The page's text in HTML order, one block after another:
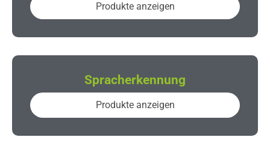
Produkte anzeigen
Spracherkennung
Produkte anzeigen